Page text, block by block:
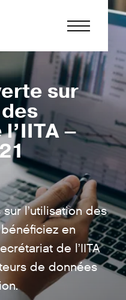
sur
–
l’utilisation des
en
de l’IITA
de données